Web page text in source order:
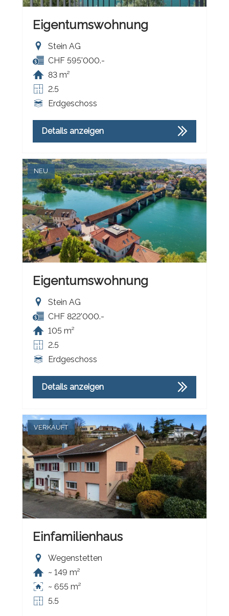
Eigentumswohnung
Stein AG
CHF 595'000.-
83 m²
2.5
Erdgeschoss
Details anzeigen
NEU
Eigentumswohnung
Stein AG
CHF 822'000.-
105 m²
2.5
Erdgeschoss
Details anzeigen
VERKAUFT
Einfamilienhaus
Wegenstetten
~ 149 m²
~ 655 m²
5.5